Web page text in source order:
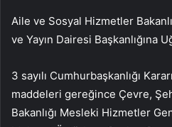
Aile ve Sosyal Hizmetler
ve Yayın Dairesi Başkanlığına
3 sayılı Cumhurbaşkanlığı
maddeleri gereğince Çevre,
Bakanlığı Mesleki Hizmetler